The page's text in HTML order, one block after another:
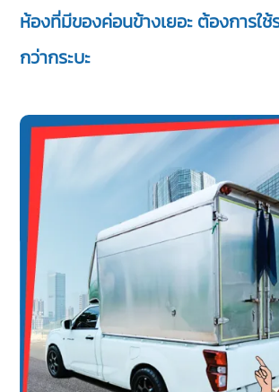
ห้องที่มีของค่อนข้างเยอะ ต้องการใ
กว่ากระบะ